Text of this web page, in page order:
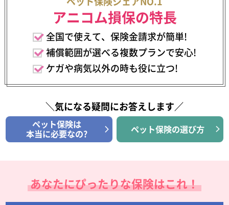
アニコム損保の特長
全国で使えて、保険金請求が簡単!
補償範囲が選べる複数プランで安心!
ケガや病気以外の時も役に立つ!
＼気になる疑問にお答えします／
ペット保険は
本当に必要なの? ペット保険の選び方
あなたにぴったりな保険はこれ！